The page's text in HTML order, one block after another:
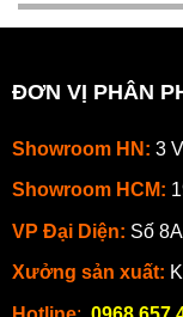
ĐƠN VỊ PHÂN
Showroom HN: 3
Showroom HCM:
VP Đại Diện: Số
Xưởng sản xuất: